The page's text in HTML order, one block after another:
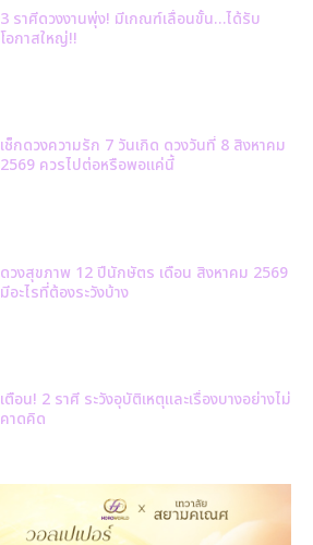
3 ราศีดวงงานพุ่ง! มีเกณฑ์เลื่อนขั้น…ได้รับ
โอกาสใหญ่!!
เช็กดวงความรัก 7 วันเกิด ดวงวันที่ 8 สิงหาคม
2569 ควรไปต่อหรือพอแค่นี้
ดวงสุขภาพ 12 ปีนักษัตร เดือน สิงหาคม 2569
มีอะไรที่ต้องระวังบ้าง
เตือน! 2 ราศี ระวังอุบัติเหตุและเรื่องบางอย่างไม่
คาดคิด